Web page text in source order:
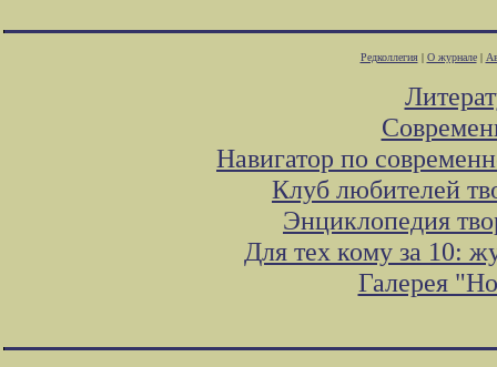
Редколлегия| О журнале|
Навигатор по
Клуб любителей
Энциклопедия
Для тех кому за 10:
Галерея